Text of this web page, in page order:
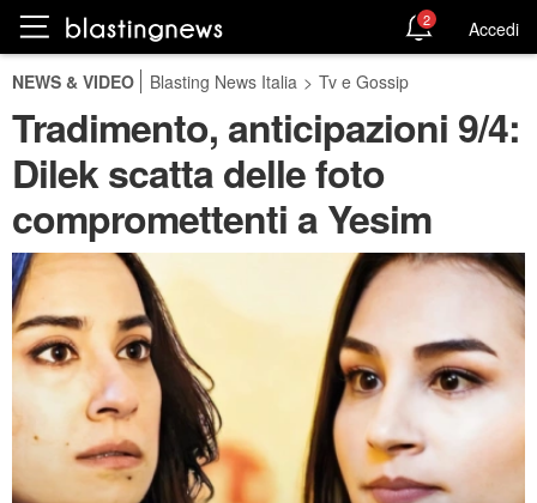
2 Accedi
NEWS & VIDEO Blasting News Italia > Tv e Gossip
Tradimento, anticipazioni 9/4:
Dilek scatta delle foto
compromettenti a Yesim